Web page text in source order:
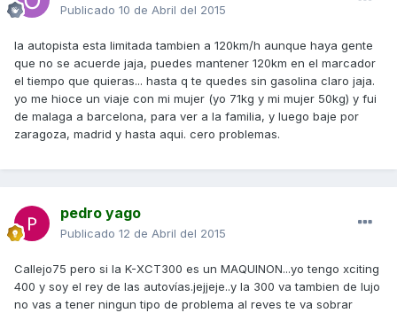
Publicado 10 de Abril del 2015
la autopista esta limitada tambien a 120km/h aunque haya gente
que no se acuerde jaja, puedes mantener 120km en el marcador
el tiempo que quieras... hasta q te quedes sin gasolina claro jaja.
yo me hioce un viaje con mi mujer (yo 71kg y mi mujer 50kg) y fui
de malaga a barcelona, para ver a la familia, y luego baje por
zaragoza, madrid y hasta aqui. cero problemas.
pedro yago
Publicado 12 de Abril del 2015
Callejo75 pero si la K-XCT300 es un MAQUINON...yo tengo xciting
400 y soy el rey de las autovías.jejjeje..y la 300 va tambien de lujo
no vas a tener ningun tipo de problema al reves te va sobrar